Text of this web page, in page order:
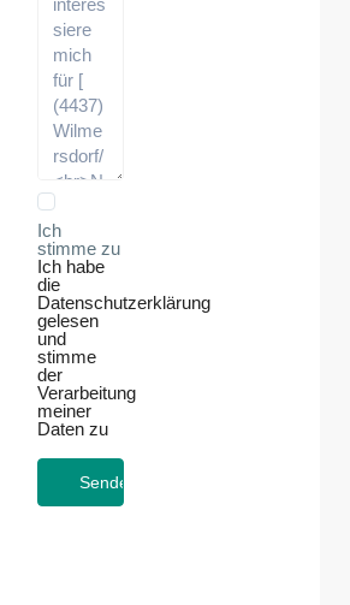
Ich
stimme zu
Ich habe
die
Datenschutzerklärung
gelesen
und
stimme
der
Verarbeitung
meiner
Daten zu